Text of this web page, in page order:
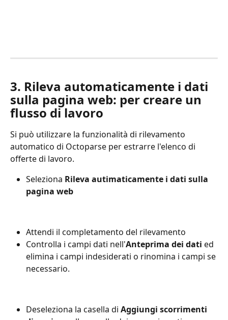
3. Rileva automaticamente i dati
sulla pagina web: per creare un
flusso di lavoro
Si può utilizzare la funzionalità di rilevamento
automatico di Octoparse per estrarre l'elenco di
offerte di lavoro.
Seleziona Rileva autimaticamente i dati sulla
pagina web
Attendi il completamento del rilevamento
Controlla i campi dati nell'Anteprima dei dati ed
elimina i campi indesiderati o rinomina i campi se
necessario.
Deseleziona la casella di Aggiungi scorrimenti